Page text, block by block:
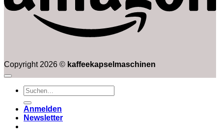
Copyright 2026 © kaffeekapselmaschinen
Suchen
nach:
Anmelden
Newsletter